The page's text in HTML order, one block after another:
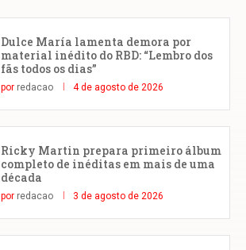
Dulce María lamenta demora por
material inédito do RBD: “Lembro dos
fãs todos os dias”
por redacao 4 de agosto de 2026
Ricky Martin prepara primeiro álbum
completo de inéditas em mais de uma
década
por redacao 3 de agosto de 2026